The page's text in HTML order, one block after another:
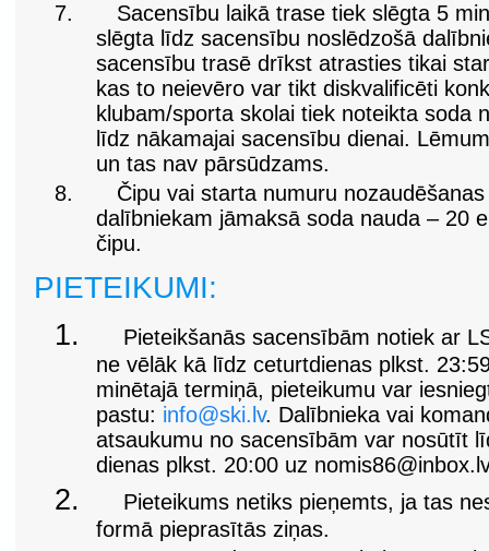
7.
Sacensību laikā trase tiek slēgta 5
slēgta līdz sacensību noslēdzošā
sacensību trasē drīkst atrasties tikai
kas to neievēro var tikt diskvalificēti
klubam/sporta skolai tiek noteikta soda
līdz nākamajai sacensību dienai.
un tas nav pārsūdzams.
8.
Čipu vai starta numuru
dalībniekam jāmaksā soda nauda – 20
čipu.
PIETEIKUMI:
1.
Pieteikšanās sacensībām notiek ar
ne vēlāk kā līdz ceturtdienas plkst.
minētajā termiņā, pieteikumu var
pastu: info@ski.lv. Dalībnieka vai
atsaukumu no sacensībām var nosūtīt
dienas plkst. 20:00 uz nomis86@inbox.lv
2.
Pieteikums netiks pieņemts, ja tas
formā pieprasītās ziņas.